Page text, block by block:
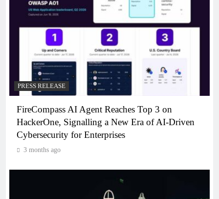
PRESS RELEASE
FireCompass AI Agent Reaches Top 3 on
HackerOne, Signalling a New Era of AI-Driven
Cybersecurity for Enterprises
3 months ago